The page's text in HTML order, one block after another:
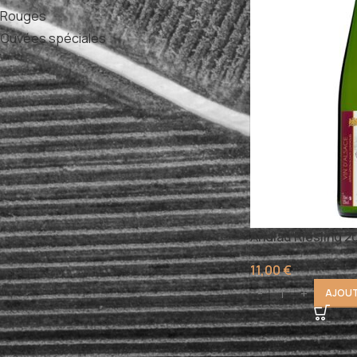
Rouges 3
Cuvées spéciales 4
TYPE DE VINS
Vin demi-sec
(1)
ACCORDS METS/VINS
Apéritif Asperges
Barbecue
Buffets Froids
Cuisine Exotique
Cuisine Italienne
Cuisines Modernes Ou Exotiques
Dessert
Entrées
Foie Gras Fondue Au Fromage
Andlau Riesling
11,00€